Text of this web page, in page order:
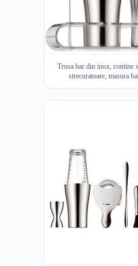
Trusa bar din inox, contine
strecuratoare, masura